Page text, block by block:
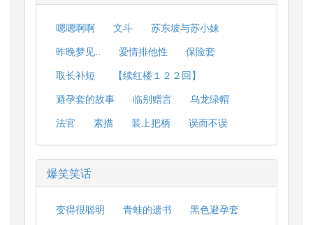
嗯嗯啊啊 文斗
苏东坡与苏小妹
昨晚梦见..
爱情排他性
保险套
取长补短
【续红楼１２２回】
避孕套的故事
临别赠言
乌龙绿帽
法官
素描 装上把柄 误而不误
爆笑笑话
变得很聪明 青蛙的遗书
黑色避孕套